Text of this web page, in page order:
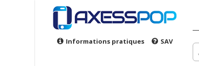
Informations pratiques SAV